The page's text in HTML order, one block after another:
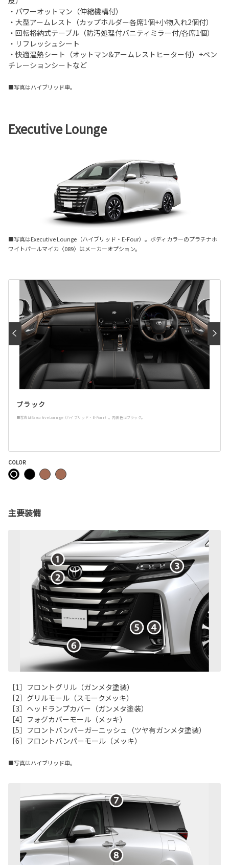
・パワーオットマン（伸縮機構付）
・大型アームレスト（カップホルダー各席1個+小物入れ2個付）
・回転格納式テーブル（防汚処理付バニティミラー付/各席1個）
・リフレッシュシート
・快適温熱シート（オットマン&アームレストヒーター付）+ベン
チレーションシートなど
■写真はハイブリッド車。
Executive Lounge
■写真はExecutive Lounge（ハイブリッド・E-Four）。ボディカラーのプラチナホ
ワイトパールマイカ〈089〉はメーカーオプション。
ブラック
■写真はExecutive Lounge（ハイブリッド・E-Four）。内装色はブラック。
COLOR
主要装備
［1］フロントグリル（ガンメタ塗装）
［2］グリルモール（スモークメッキ）
［3］ヘッドランプカバー（ガンメタ塗装）
［4］フォグカバーモール（メッキ）
［5］フロントバンパーガーニッシュ（ツヤ有ガンメタ塗装）
［6］フロントバンパーモール（メッキ）
■写真はハイブリッド車。